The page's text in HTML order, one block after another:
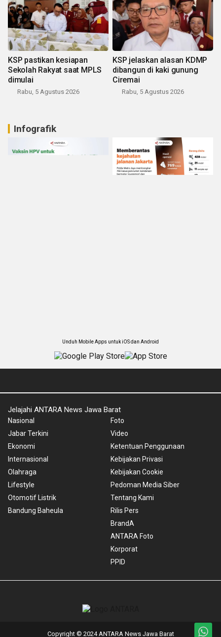
KSP pastikan kesiapan
Sekolah Rakyat saat MPLS
dimulai
Rabu, 5 Agustus 2026
KSP jelaskan alasan KDMP
dibangun di kaki gunung
Ciremai
Rabu, 5 Agustus 2026
Infografik
Unduh Mobile Apps untuk iOS dan Android
Jelajahi ANTARA News Jawa Barat
Nasional
Jabar Terkini
Ekonomi
Internasional
Olahraga
Lifestyle
Otomotif Listrik
Bandung Baheula
Foto
Video
Ketentuan Penggunaan
Kebijakan Privasi
Kebijakan Cookie
Pedoman Media Siber
Tentang Kami
Rilis Pers
BrandA
ANTARA Foto
Korporat
PPID
Copyright © 2024 ANTARA News Jawa Barat